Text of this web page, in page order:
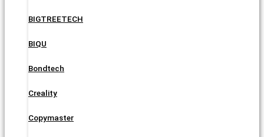
BIGTREETECH
BIQU
Bondtech
Creality
Copymaster